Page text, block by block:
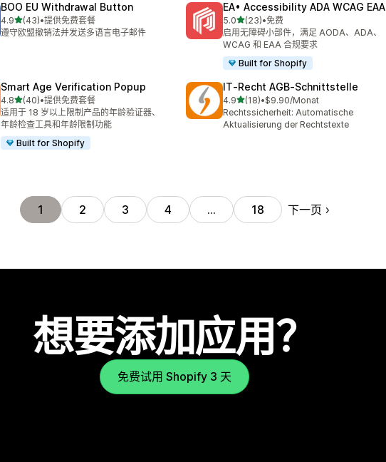
BOO EU Withdrawal Button
4.9星（满分 5 星）
(43)
总共 43 条评论
•提供免费套餐
遵守欧盟撤销法并发送多语言电子邮件
EA• Accessibility ADA WCAG EAA
5.0星（满分 5 星）
(23)
总共 23 条评论
•免费
启用无障碍小部件，满足 AODA、ADA、
WCAG 和 EAA 合规要求
Built for Shopify
Smart Age Verification Popup
4.8星（满分 5 星）
(40)
总共 40 条评论
•提供免费套餐
适用于 18 岁以上限制产品的年龄验证器、
年龄检查工具和年龄限制功能
Built for Shopify
IT‑Recht AGB‑Schnittstelle
4.9星（满分 5 星）
(18)
总共 18 条评论
•$9.90/Monat
Rechtssicherheit: Automatische
Aktualisierung der Rechtstexte
1 2 3 4 … 18 下一页
想要添加应用？
免费试用 Shopify 3 天